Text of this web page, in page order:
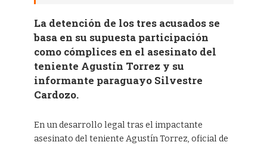
La detención de los tres acusados se
basa en su supuesta participación
como cómplices en el asesinato del
teniente Agustín Torrez y su
informante paraguayo Silvestre
Cardozo.
En un desarrollo legal tras el impactante
asesinato del teniente Agustín Torrez, oficial de